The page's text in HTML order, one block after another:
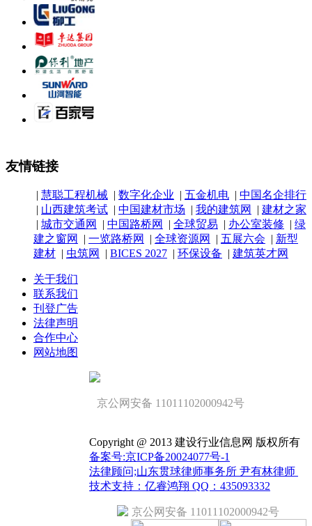
友情链接
| 慧聪工程机械 | 数字化企业 | 五金机电 | 中国名企排行
| 山西建筑考试 | 中国建材市场 | 我的建筑网 | 建材之家
| 城市交通网 | 中国路桥网 | 全球贸易 | 办公室装修 | 绿
建之窗网
| 一览路桥网 | 全球资源网 | 五展六会 | 新型
建材 | 虫筑网 | BICES 2027 | 环保设备 | 建筑英才网
关于我们
联系我们
刊登广告
法律声明
合作中心
网站地图
京公网安备 11011102000942号
Copyright @ 2013 建设行业信息网 版权所有
备案号:京ICP备20024077号-1
法律顾问;山东贯球律师事务所 尹有林律师
技术支持：亿睿鸿翔 QQ：435093332
京公网安备 11011102000942号